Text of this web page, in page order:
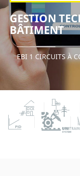
GESTION
BÂTIMENT
EBI 1 CIRCUITS À